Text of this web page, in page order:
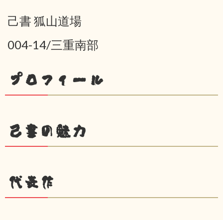
己書 狐山道場
004-14/三重南部
プロフィール
己書の魅力
代表作